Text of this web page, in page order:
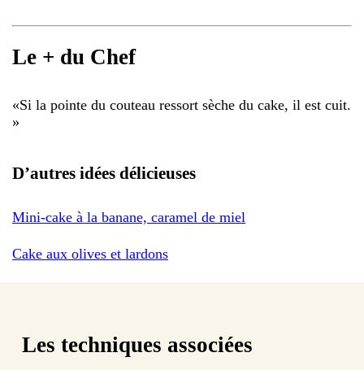
Le + du Chef
«Si la pointe du couteau ressort sèche du cake, il est cuit.
»
D’autres idées délicieuses
Mini-cake à la banane, caramel de miel
Cake aux olives et lardons
Les techniques associées